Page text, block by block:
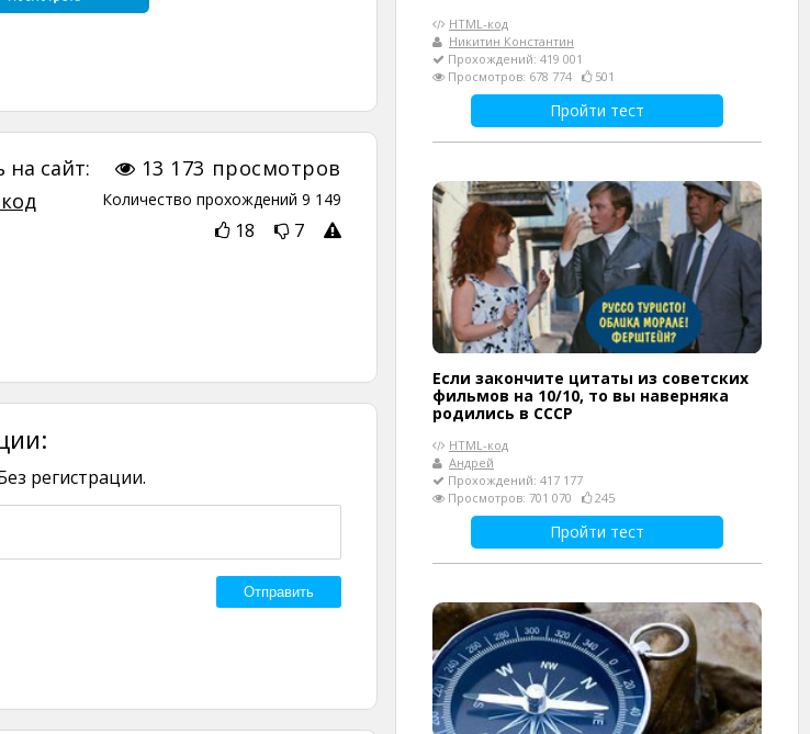
13 173 просмотров
Количество прохождений 9 149
18 7
на сайт:
регистрации.
HTML-код
Никитин Константин
Прохождений: 419 001
Просмотров: 678 774
501
Пройти тест
Если закончите цитаты из советских
фильмов на 10/10, то вы наверняка
родились в СССР
HTML-код
Андрей
Прохождений: 417 177
Просмотров: 701 070
245
Пройти тест